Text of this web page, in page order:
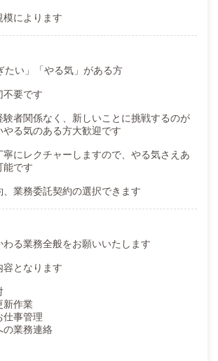
によります
たい」「やる気」がある方
不要です
験者関係なく、新しいことに挑戦するのが
やる気のある方大歓迎です
寧にレクチャーしますので、やる気さえあ
能です
業務委託契約の選択できます
わる業務全般をお願いいたします
容となります
新作業
仕事管理
の業務連絡